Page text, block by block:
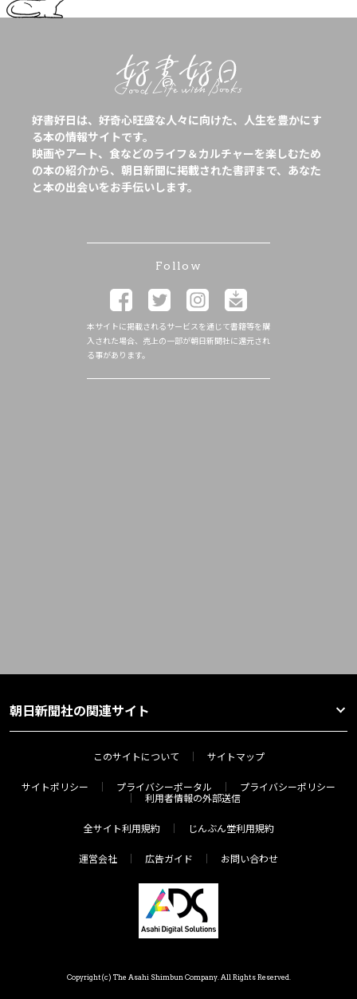
好書好日は、好奇心旺盛な人々に向けた、人生を豊かにす
る本の情報サイトです。
映画やアート、食などのライフ＆カルチャーを楽しむため
の本の紹介から、朝日新聞に掲載された書評まで、あなた
と本の出会いをお手伝いします。
Follow
本サイトに掲載されるサービスを通じて書籍等を購
入された場合、売上の一部が朝日新聞社に還元され
る事があります。
朝日新聞社の関連サイト
このサイトについて サイトマップ
サイトポリシー プライバシーポータル
プライバシーポリシー
利用者情報の外部送信
全サイト利用規約 じんぶん堂利用規約
運営会社 広告ガイド お問い合わせ
Copyright(c) The Asahi Shimbun Company. All Rights Reserved.